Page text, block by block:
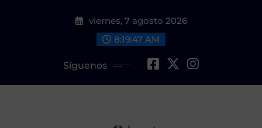
viernes, 7 agosto 2026
8:19:48 AM
Síguenos